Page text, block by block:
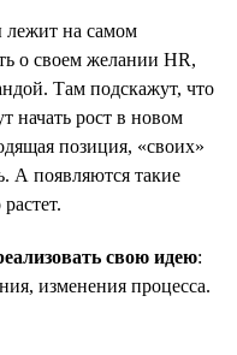
лежит на самом
о своем желании HR,
Там подскажут, что
начать рост в новом
позиция, «своих»
А появляются такие
свою идею:
изменения процесса.